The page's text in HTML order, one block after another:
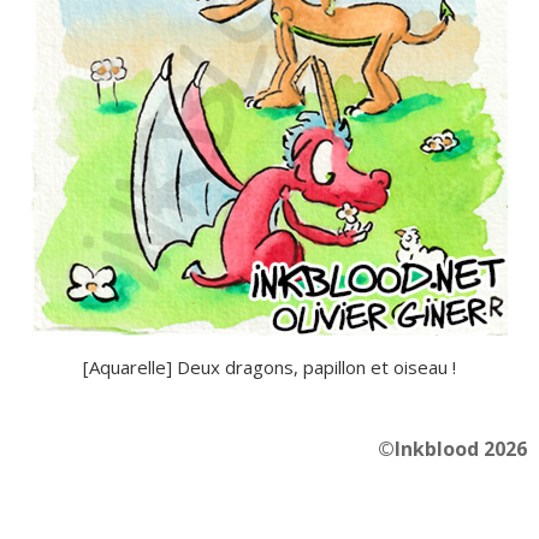
[Aquarelle] Deux dragons, papillon et oiseau !
©Inkblood 2026